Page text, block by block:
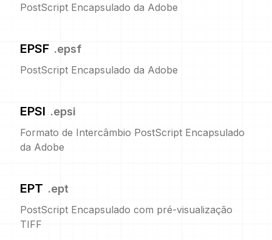
PostScript Encapsulado da Adobe
EPSF .epsf
PostScript Encapsulado da Adobe
EPSI .epsi
Formato de Intercâmbio PostScript Encapsulado
da Adobe
EPT .ept
PostScript Encapsulado com pré-visualização
TIFF